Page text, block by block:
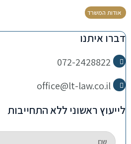
אודות המשרד
דברו איתנו
072-2428822
office@lt-law.co.il
לייעוץ ראשוני ללא התחייבות